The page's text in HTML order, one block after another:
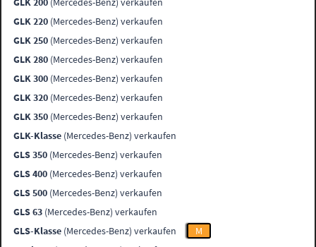
GLK 220 (Mercedes-Benz) verkaufen
GLK 250 (Mercedes-Benz) verkaufen
GLK 280 (Mercedes-Benz) verkaufen
GLK 300 (Mercedes-Benz) verkaufen
GLK 320 (Mercedes-Benz) verkaufen
GLK 350 (Mercedes-Benz) verkaufen
GLK-Klasse (Mercedes-Benz) verkaufen
GLS 350 (Mercedes-Benz) verkaufen
GLS 400 (Mercedes-Benz) verkaufen
GLS 500 (Mercedes-Benz) verkaufen
GLS 63 (Mercedes-Benz) verkaufen
GLS-Klasse (Mercedes-Benz) verkaufen
M